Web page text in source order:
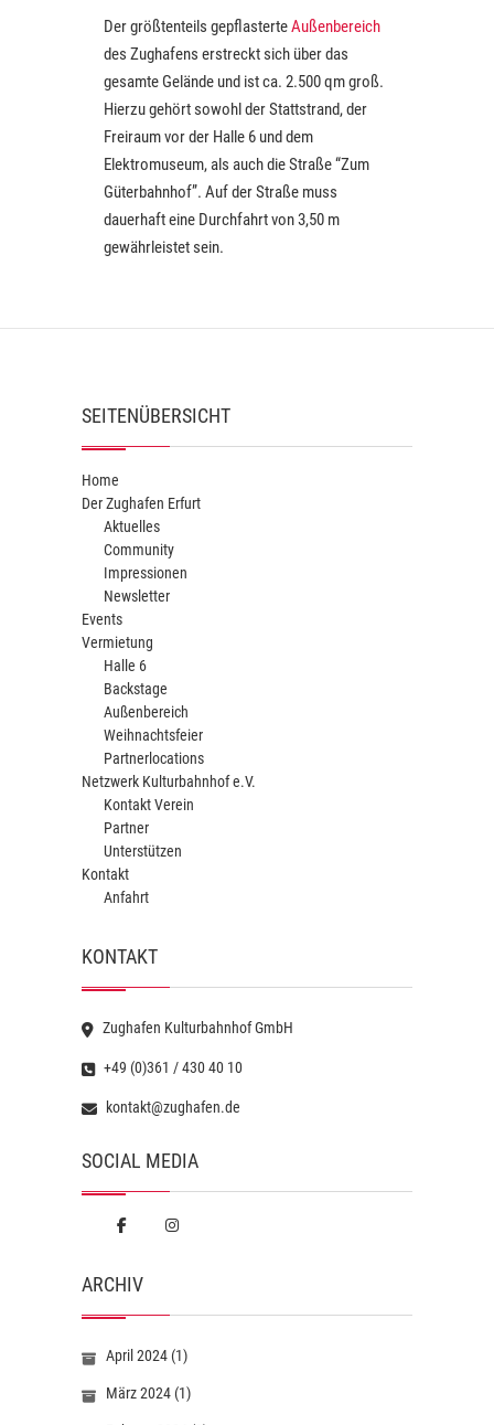
Der größtenteils gepflasterteAußenbereich
des Zughafens erstreckt sich über das
gesamte Gelände und ist ca. 2.500 qm groß.
Hierzu gehört sowohl der Stattstrand, der
Freiraum vor der Halle 6 und dem
Elektromuseum, als auch die Straße “Zum
Güterbahnhof”. Auf der Straße muss
dauerhaft eine Durchfahrt von 3,50 m
gewährleistet sein.
SEITENÜBERSICHT
Home
Der Zughafen Erfurt
Aktuelles
Community
Impressionen
Newsletter
Events
Vermietung
Halle 6
Backstage
Außenbereich
Weihnachtsfeier
Partnerlocations
Netzwerk Kulturbahnhof e.V.
Kontakt Verein
Partner
Unterstützen
Kontakt
Anfahrt
KONTAKT
Zughafen Kulturbahnhof GmbH
+49 (0)361 / 430 40 10
kontakt@zughafen.de
SOCIAL MEDIA
ARCHIV
April 2024 (1)
März 2024 (1)